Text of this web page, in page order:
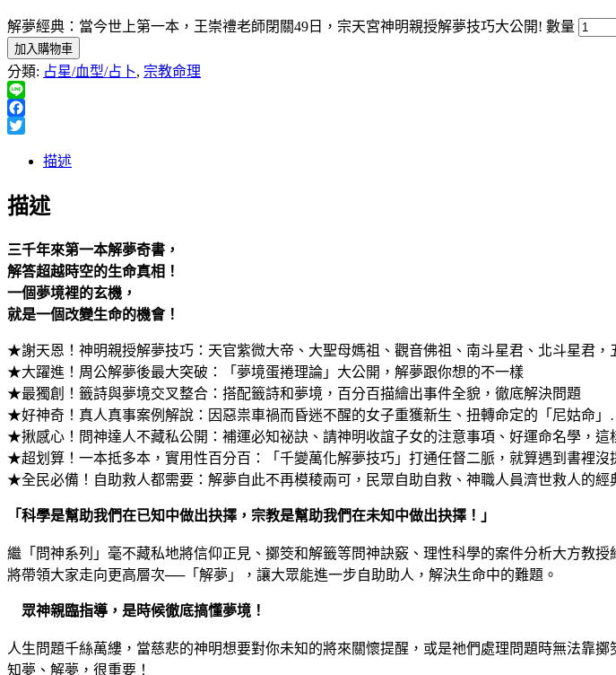
解夢經典：當今世上第一本，王崇禮老師閉關49日，宗天宮神明親授解夢技巧大公開! 數量
加入購物車
分類: 占星/血型/占卜, 宗教命理
Line
Facebook
描述
描述
三千年來第一本解夢奇書，
解答超越時空的生命真相！
一個夢境裡的玄機，
就是一個改變生命的機會！
★謝天恩！神明親授解夢技巧：天官紫微大帝、大聖母媽祖、觀音佛祖、南斗星君、北斗星君
★大躍進！周公解夢後最大突破：「夢境蛋捲理論」大公開，解夢跟你想的不一樣
★最獨創！籤詩與夢境交叉整合：搭配籤詩和夢境，百分百描繪出事件全貌，徹底解決問題
★好神奇！真人真事案例解說：因惡祟車禍而昏迷不醒的女子重獲新生、扭轉命定的「尼姑命
★揪感心！問神達人不藏私公開：補運必知祕訣、請神明收誼子女的注意事項、好運命名學，這
★超划算！一本抵多本，實用性百分百：「千變萬化解夢技巧」打通任督二脈，就算遇到書裡
★全民必備！自助救人都需要：解夢自此不再模稜兩可，民眾自助自救、神職人員濟世救人的經
「科學是幫助我們在已知中做出抉擇，宗教是幫助我們在未知中做出抉擇！」
繼「問神系列」毫不藏私地將信仰正見、擲筊和解籤等問神訣竅、理性科學的案件分析大方教
將帶領大家走向更高層次──「解夢」，讓大眾能進一步自助助人，解決生命中的難題。
眾神親臨指導，是時候徹底搞懂夢境！
人生問題千絲萬縷，當慈悲的神明想要對你未知的將來關懷提醒，或是祂們處理問題時無法靠
知夢、解夢，很重要！